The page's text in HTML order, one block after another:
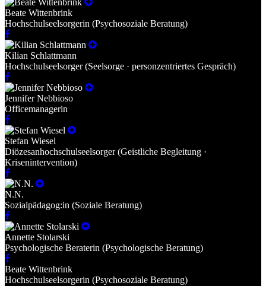
Beate Wittenbrink
Hochschulseelsorgerin (Psychosoziale Beratung)
Kilian Schlattmann
Hochschulseelsorger (Seelsorge · personzentriertes Gespräch)
Jennifer Nebbioso
Officemanagerin
Stefan Wiesel
Diözesanhochschulseelsorger (Geistliche Begleitung ·
Krisenintervention)
N.N.
Sozialpädagog:in (Soziale Beratung)
Annette Stolarski
Psychologische Beraterin (Psychologische Beratung)
Beate Wittenbrink
Hochschulseelsorgerin (Psychosoziale Beratung)